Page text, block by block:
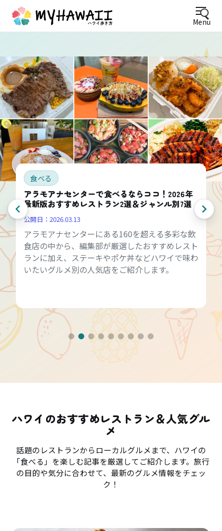
Menu
食べる
アラモアナセンターで食べるならココ！2026年
最新版おすすめレストラン2選＆ジャンル別7選
公開日： 2026.03.13
アラモアナセンターにある160を超える多彩な飲
食店の中から、編集部が厳選したおすすめレスト
ランに加え、ステーキやポケ丼などハワイで味わ
いたいグルメ別の人気店をご紹介します。
ハワイのおすすめレストラン＆人気グル
メ
話題のレストランからローカルグルメまで、ハワイの
「食べる」を楽しむ記事を厳選してご紹介します。旅行
の目的や気分に合わせて、最新のグルメ情報をチェッ
ク！